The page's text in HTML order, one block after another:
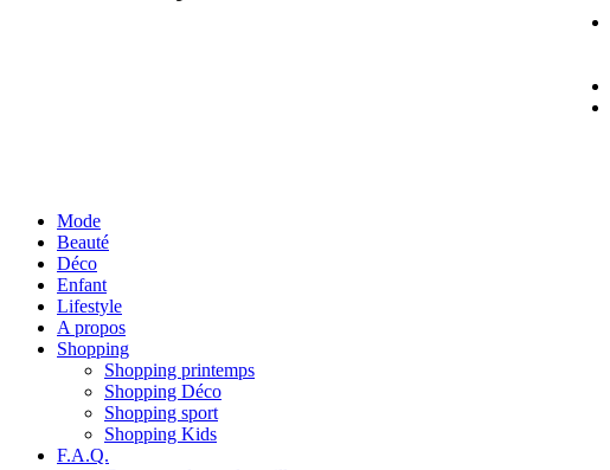
Mode
Beauté
Déco
Enfant
Lifestyle
A propos
Shopping
Shopping printemps
Shopping Déco
Shopping sport
Shopping Kids
F.A.Q.